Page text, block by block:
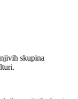
skupina